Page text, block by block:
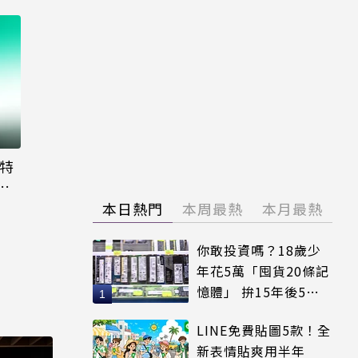
本日熱門 本周最熱 本月最熱
你敢投資嗎？18歲少
年花5萬「囤貨20條記
憶體」 拚15年後5倍
LINE免費貼圖5款！全
新表情貼爽用半年